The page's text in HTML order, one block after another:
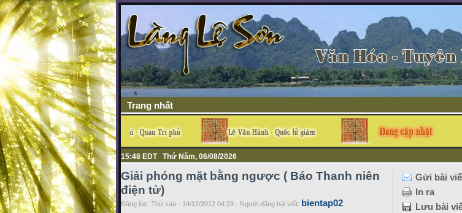
Trang nhất
15:48 EDT Thứ Năm, 06/08/2026
Gửi bài
In ra
Lưu bài
Giải phóng mặt bằng ngược ( Báo Thanh niên
điện tử)
Đăng lúc: Thứ sáu - 14/12/2012 04:23 - Người đăng bài viết: bientap02